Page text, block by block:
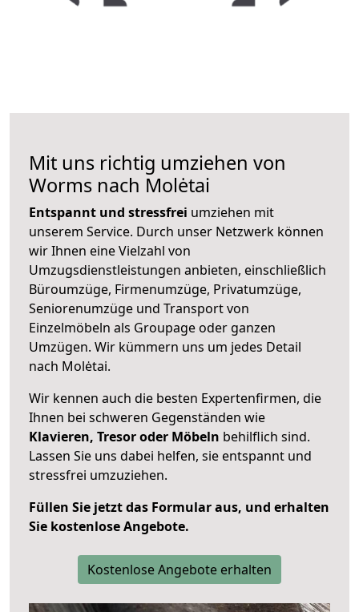
Mit uns richtig umziehen von
Worms nach Molėtai
Entspannt und stressfrei umziehen mit
unserem Service. Durch unser Netzwerk können
wir Ihnen eine Vielzahl von
Umzugsdienstleistungen anbieten, einschließlich
Büroumzüge, Firmenumzüge, Privatumzüge,
Seniorenumzüge und Transport von
Einzelmöbeln als Groupage oder ganzen
Umzügen. Wir kümmern uns um jedes Detail
nach Molėtai.
Wir kennen auch die besten Expertenfirmen, die
Ihnen bei schweren Gegenständen wie
Klavieren, Tresor oder Möbeln behilflich sind.
Lassen Sie uns dabei helfen, sie entspannt und
stressfrei umzuziehen.
Füllen Sie jetzt das Formular aus, und erhalten
Sie kostenlose Angebote.
Kostenlose Angebote erhalten